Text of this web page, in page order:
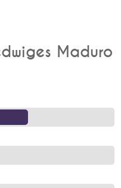
Maduro